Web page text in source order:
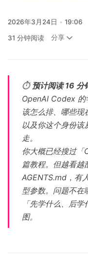
2026年3月24日 19:06
31 分钟阅读 分享
⏱️ 预计阅读 16 分
OpenAI Codex
该怎么排、哪些现
以及你这个身份该
走。
你大概已经搜过
篇教程。但越看越
AGENTS.md，有
型参数。问题不在
「先学什么、后
图。